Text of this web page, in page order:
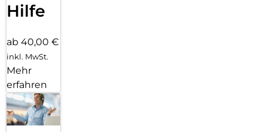
Hilfe
ab 40,00 €
inkl. MwSt.
Mehr
erfahren